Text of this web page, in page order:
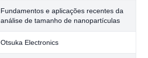
Fundamentos e aplicações recentes da
análise de tamanho de nanopartículas
Otsuka Electronics